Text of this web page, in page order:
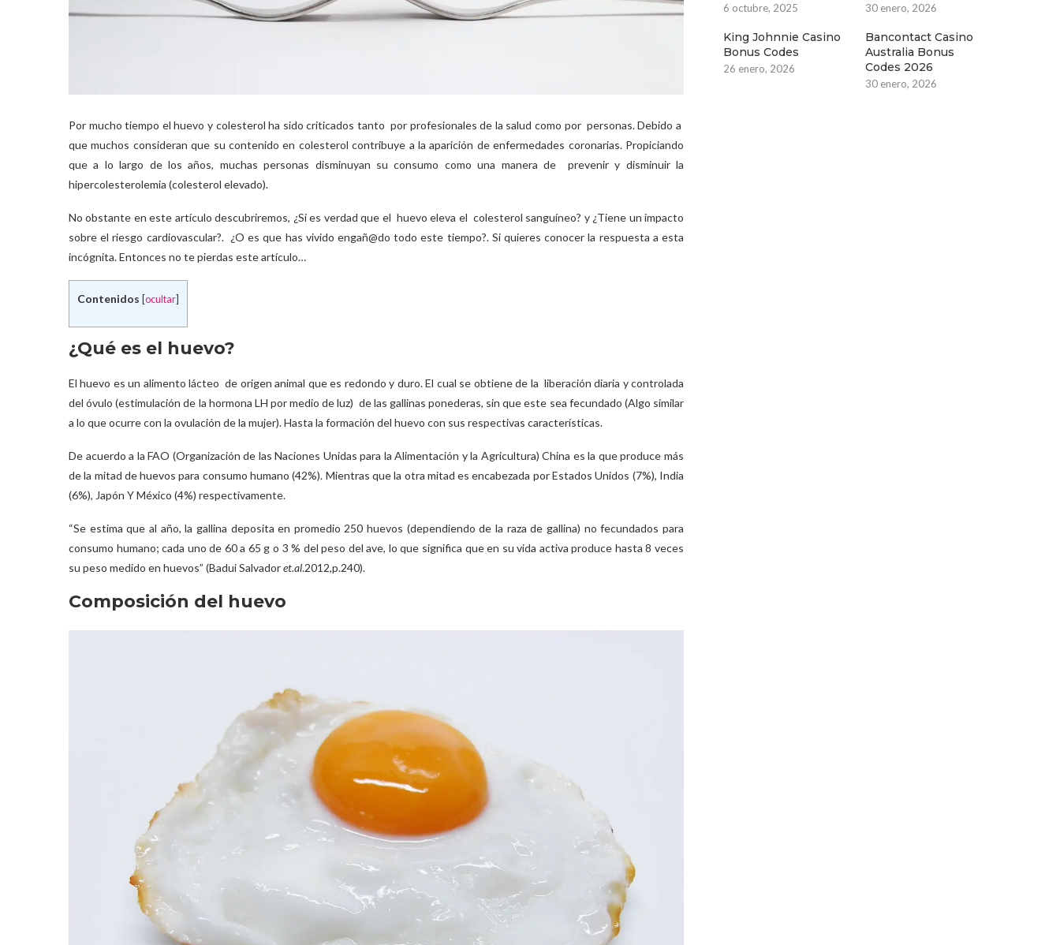
Por mucho tiempo el huevo y colesterol ha sido criticados tanto por profesionales de la salud como por personas. Debido a
que muchos consideran que su contenido en colesterol contribuye a la aparición de enfermedades coronarias. Propiciando
que a lo largo de los años, muchas personas disminuyan su consumo como una manera de prevenir y disminuir la
hipercolesterolemia (colesterol elevado).
No obstante en este artículo descubriremos, ¿Si es verdad que el huevo eleva el colesterol sanguíneo? y ¿Tiene un impacto
sobre el riesgo cardiovascular?. ¿O es que has vivido engañ@do todo este tiempo?. Si quieres conocer la respuesta a esta
incógnita. Entonces no te pierdas este artículo…
Contenidos ocultar
¿Qué es el huevo?
El huevo es un alimento lácteo de origen animal que es redondo y duro. El cual se obtiene de la liberación diaria y controlada
del óvulo (estimulación de la hormona LH por medio de luz) de las gallinas ponederas, sin que este sea fecundado (Algo similar
a lo que ocurre con la ovulación de la mujer). Hasta la formación del huevo con sus respectivas características.
De acuerdo a la FAO (Organización de las Naciones Unidas para la Alimentación y la Agricultura) China es la que produce más
de la mitad de huevos para consumo humano (42%). Mientras que la otra mitad es encabezada por Estados Unidos (7%), India
(6%), Japón Y México (4%) respectivamente.
“Se estima que al año, la gallina deposita en promedio 250 huevos (dependiendo de la raza de gallina) no fecundados para
consumo humano; cada uno de 60 a 65 g o 3 % del peso del ave, lo que significa que en su vida activa produce hasta 8 veces
su peso medido en huevos” (Badui Salvadoret.al.2012,p.240).
Composición del huevo
6 octubre, 2025 30 enero, 2026
King Johnnie Casino
Bonus Codes
26 enero, 2026
Bancontact Casino
Australia Bonus
Codes 2026
30 enero, 2026